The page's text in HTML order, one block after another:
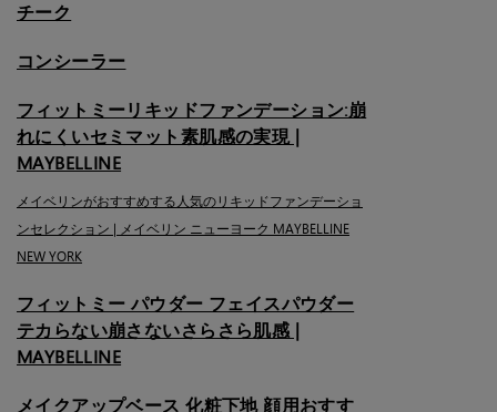
チーク
コンシーラー
フィットミーリキッドファンデーション:崩
れにくいセミマット素肌感の実現 |
MAYBELLINE
メイベリンがおすすめする人気のリキッドファンデーショ
ンセレクション | メイベリン ニューヨーク MAYBELLINE
NEW YORK
フィットミー パウダー フェイスパウダー
テカらない崩さないさらさら肌感 |
MAYBELLINE
メイクアップベース 化粧下地 顔用おすす